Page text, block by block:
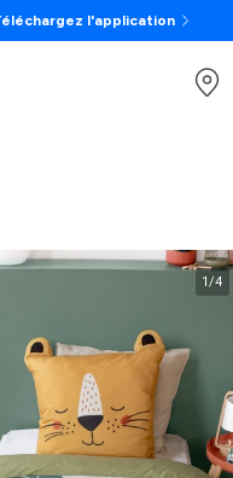
l'application
1/4